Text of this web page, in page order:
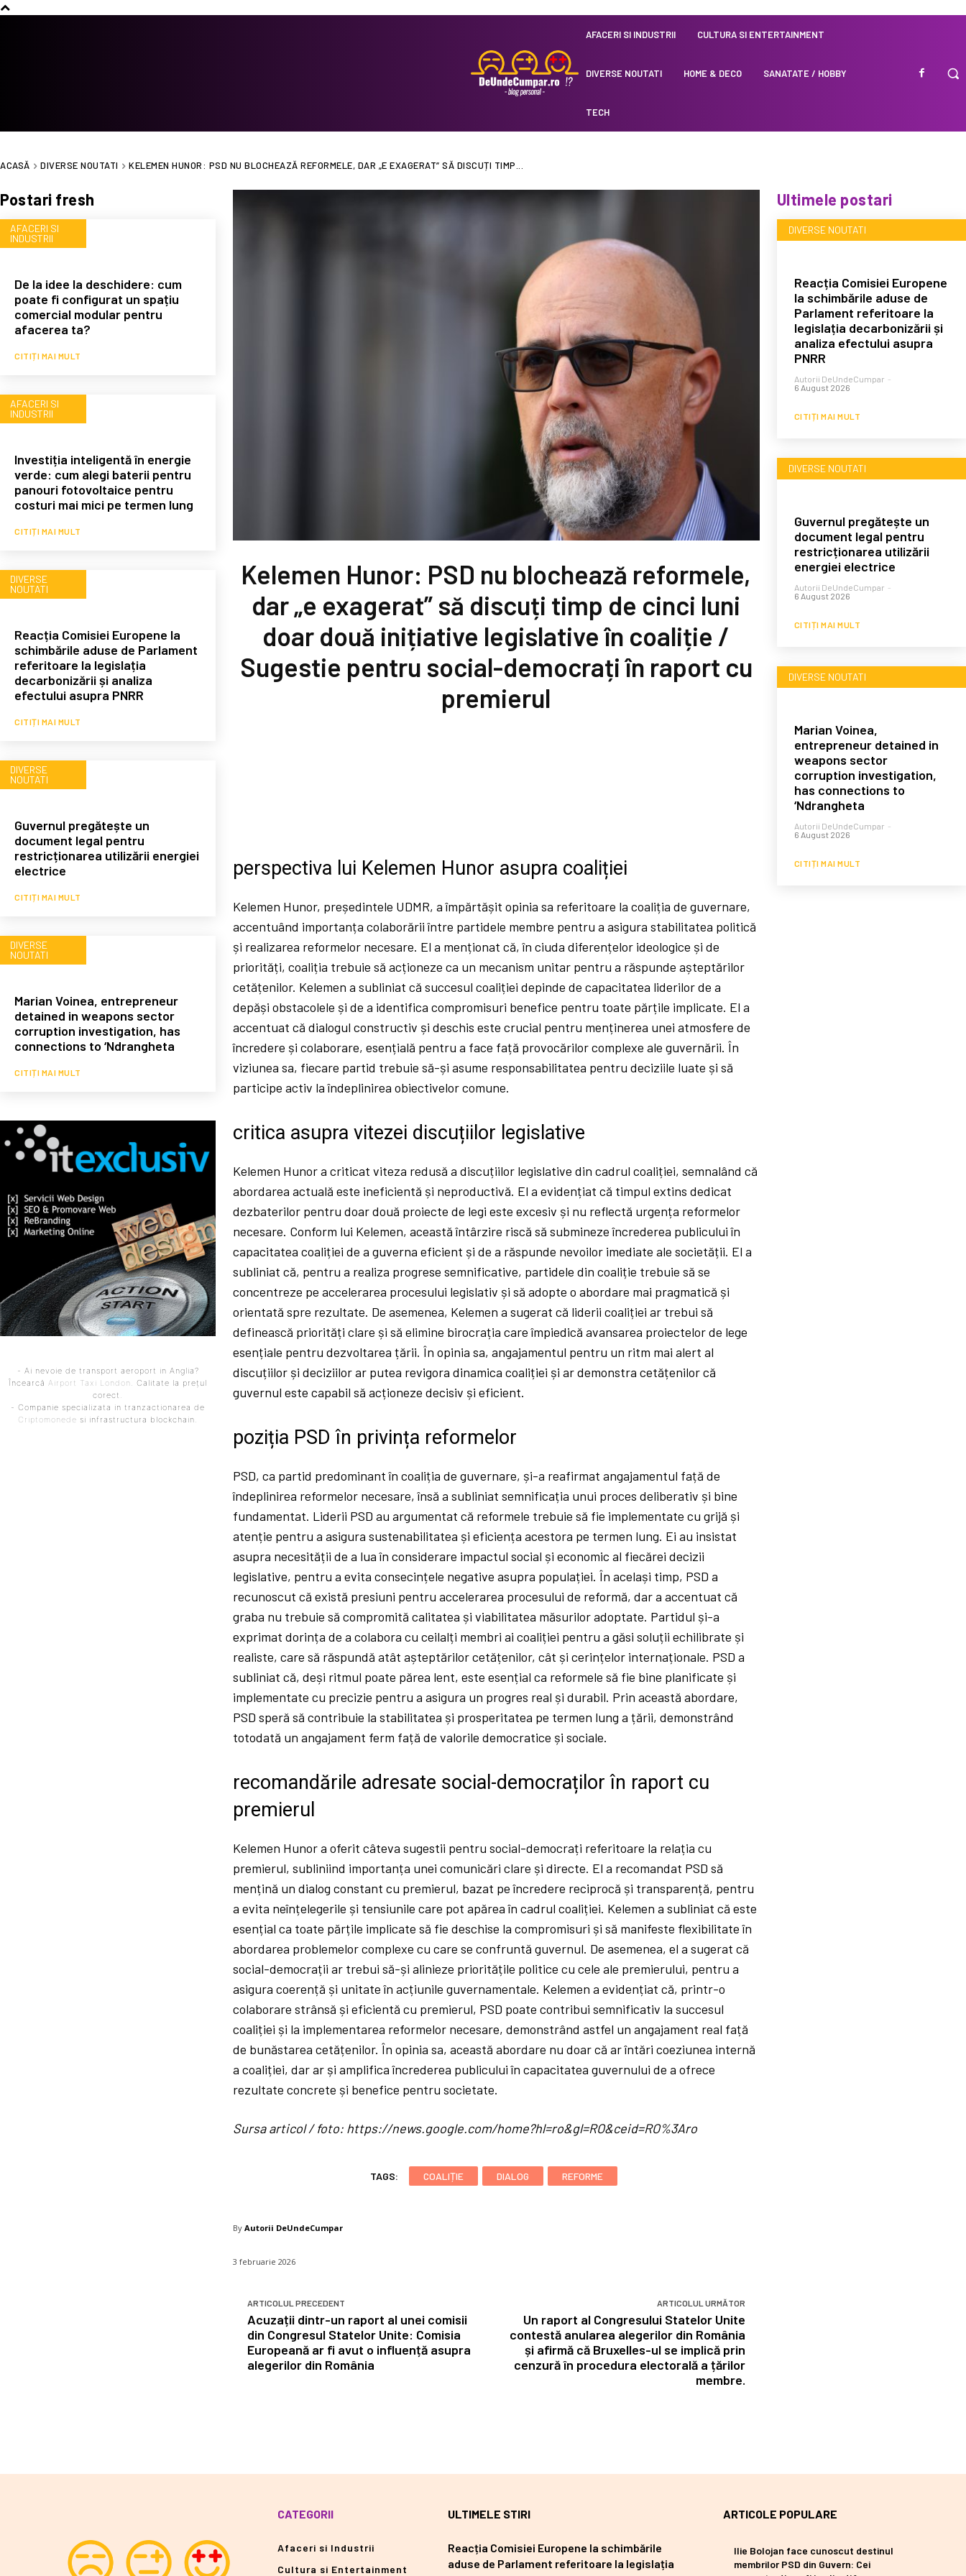
AFACERI SI INDUSTRII CULTURA SI ENTERTAINMENT
DIVERSE NOUTATI HOME & DECO SANATATE / HOBBY
TECH
ACASĂ DIVERSE NOUTATI KELEMEN HUNOR: PSD NU BLOCHEAZĂ REFORMELE, DAR „E EXAGERAT” SĂ DISCUȚI TIMP...
Postari fresh
AFACERI SI
INDUSTRII
De la idee la deschidere: cum
poate fi configurat un spațiu
comercial modular pentru
afacerea ta?
CITIȚI MAI MULT
AFACERI SI
INDUSTRII
Investiția inteligentă în energie
verde: cum alegi baterii pentru
panouri fotovoltaice pentru
costuri mai mici pe termen lung
CITIȚI MAI MULT
DIVERSE
NOUTATI
Reacția Comisiei Europene la
schimbările aduse de Parlament
referitoare la legislația
decarbonizării și analiza
efectului asupra PNRR
CITIȚI MAI MULT
DIVERSE
NOUTATI
Guvernul pregătește un
document legal pentru
restricționarea utilizării energiei
electrice
CITIȚI MAI MULT
DIVERSE
NOUTATI
Marian Voinea, entrepreneur
detained in weapons sector
corruption investigation, has
connections to ‘Ndrangheta
CITIȚI MAI MULT
- Ai nevoie de transport aeroport in Anglia?
ÎncearcăAirport Taxi London . Calitate la prețul
corect.
- Companie specializata in tranzactionarea de
Criptomonede si infrastructura blockchain.
Kelemen Hunor: PSD nu blochează reformele,
dar „e exagerat” să discuți timp de cinci luni
doar două inițiative legislative în coaliție /
Sugestie pentru social-democrați în raport cu
premierul
perspectiva lui Kelemen Hunor asupra coaliției
Kelemen Hunor, președintele UDMR, a împărtășit opinia sa referitoare la coaliția de guvernare,
accentuând importanța colaborării între partidele membre pentru a asigura stabilitatea politică
și realizarea reformelor necesare. El a menționat că, în ciuda diferențelor ideologice și de
priorități, coaliția trebuie să acționeze ca un mecanism unitar pentru a răspunde așteptărilor
cetățenilor. Kelemen a subliniat că succesul coaliției depinde de capacitatea liderilor de a
depăși obstacolele și de a identifica compromisuri benefice pentru toate părțile implicate. El a
accentuat că dialogul constructiv și deschis este crucial pentru menținerea unei atmosfere de
încredere și colaborare, esențială pentru a face față provocărilor complexe ale guvernării. În
viziunea sa, fiecare partid trebuie să-și asume responsabilitatea pentru deciziile luate și să
participe activ la îndeplinirea obiectivelor comune.
critica asupra vitezei discuțiilor legislative
Kelemen Hunor a criticat viteza redusă a discuțiilor legislative din cadrul coaliției, semnalând că
abordarea actuală este ineficientă și neproductivă. El a evidențiat că timpul extins dedicat
dezbaterilor pentru doar două proiecte de legi este excesiv și nu reflectă urgența reformelor
necesare. Conform lui Kelemen, această întârzire riscă să submineze încrederea publicului în
capacitatea coaliției de a guverna eficient și de a răspunde nevoilor imediate ale societății. El a
subliniat că, pentru a realiza progrese semnificative, partidele din coaliție trebuie să se
concentreze pe accelerarea procesului legislativ și să adopte o abordare mai pragmatică și
orientată spre rezultate. De asemenea, Kelemen a sugerat că liderii coaliției ar trebui să
definească priorități clare și să elimine birocrația care împiedică avansarea proiectelor de lege
esențiale pentru dezvoltarea țării. În opinia sa, angajamentul pentru un ritm mai alert al
discuțiilor și deciziilor ar putea revigora dinamica coaliției și ar demonstra cetățenilor că
guvernul este capabil să acționeze decisiv și eficient.
poziția PSD în privința reformelor
PSD, ca partid predominant în coaliția de guvernare, și-a reafirmat angajamentul față de
îndeplinirea reformelor necesare, însă a subliniat semnificația unui proces deliberativ și bine
fundamentat. Liderii PSD au argumentat că reformele trebuie să fie implementate cu grijă și
atenție pentru a asigura sustenabilitatea și eficiența acestora pe termen lung. Ei au insistat
asupra necesității de a lua în considerare impactul social și economic al fiecărei decizii
legislative, pentru a evita consecințele negative asupra populației. În același timp, PSD a
recunoscut că există presiuni pentru accelerarea procesului de reformă, dar a accentuat că
graba nu trebuie să compromită calitatea și viabilitatea măsurilor adoptate. Partidul și-a
exprimat dorința de a colabora cu ceilalți membri ai coaliției pentru a găsi soluții echilibrate și
realiste, care să răspundă atât așteptărilor cetățenilor, cât și cerințelor internaționale. PSD a
subliniat că, deși ritmul poate părea lent, este esențial ca reformele să fie bine planificate și
implementate cu precizie pentru a asigura un progres real și durabil. Prin această abordare,
PSD speră să contribuie la stabilitatea și prosperitatea pe termen lung a țării, demonstrând
totodată un angajament ferm față de valorile democratice și sociale.
recomandările adresate social-democraților în raport cu
premierul
Kelemen Hunor a oferit câteva sugestii pentru social-democrați referitoare la relația cu
premierul, subliniind importanța unei comunicări clare și directe. El a recomandat PSD să
mențină un dialog constant cu premierul, bazat pe încredere reciprocă și transparență, pentru
a evita neînțelegerile și tensiunile care pot apărea în cadrul coaliției. Kelemen a subliniat că este
esențial ca toate părțile implicate să fie deschise la compromisuri și să manifeste flexibilitate în
abordarea problemelor complexe cu care se confruntă guvernul. De asemenea, el a sugerat că
social-democrații ar trebui să-și alinieze prioritățile politice cu cele ale premierului, pentru a
asigura coerență și unitate în acțiunile guvernamentale. Kelemen a evidențiat că, printr-o
colaborare strânsă și eficientă cu premierul, PSD poate contribui semnificativ la succesul
coaliției și la implementarea reformelor necesare, demonstrând astfel un angajament real față
de bunăstarea cetățenilor. În opinia sa, această abordare nu doar că ar întări coeziunea internă
a coaliției, dar ar și amplifica încrederea publicului în capacitatea guvernului de a ofrece
rezultate concrete și benefice pentru societate.
Sursa articol / foto: https://news.google.com/home?hl=ro&gl=RO&ceid=RO%3Aro
TAGS: COALIȚIE DIALOG REFORME
By Autorii DeUndeCumpar
3 februarie 2026
ARTICOLUL PRECEDENT
Acuzații dintr-un raport al unei comisii
din Congresul Statelor Unite: Comisia
Europeană ar fi avut o influență asupra
alegerilor din România
ARTICOLUL URMĂTOR
Un raport al Congresului Statelor Unite
contestă anularea alegerilor din România
și afirmă că Bruxelles-ul se implică prin
cenzură în procedura electorală a țărilor
membre.
Ultimele postari
DIVERSE NOUTATI
Reacția Comisiei Europene
la schimbările aduse de
Parlament referitoare la
legislația decarbonizării și
analiza efectului asupra
PNRR
Autorii DeUndeCumpar -
6 August 2026
CITIȚI MAI MULT
DIVERSE NOUTATI
Guvernul pregătește un
document legal pentru
restricționarea utilizării
energiei electrice
Autorii DeUndeCumpar -
6 August 2026
CITIȚI MAI MULT
DIVERSE NOUTATI
Marian Voinea,
entrepreneur detained in
weapons sector
corruption investigation,
has connections to
‘Ndrangheta
Autorii DeUndeCumpar -
6 August 2026
CITIȚI MAI MULT
CATEGORII
Afaceri si Industrii
Cultura si Entertainment
ULTIMELE STIRI
Reacția Comisiei Europene la schimbările
aduse de Parlament referitoare la legislația
ARTICOLE POPULARE
Ilie Bolojan face cunoscut destinul
membrilor PSD din Guvern: Cei